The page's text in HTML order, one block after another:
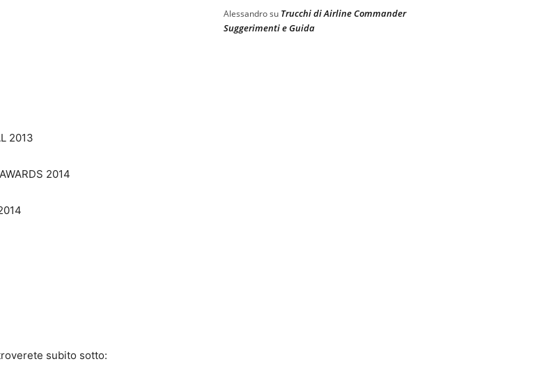
2013
2014
subito sotto:
Alessandrosu Trucchi di Airline Commander
Suggerimenti e Guida